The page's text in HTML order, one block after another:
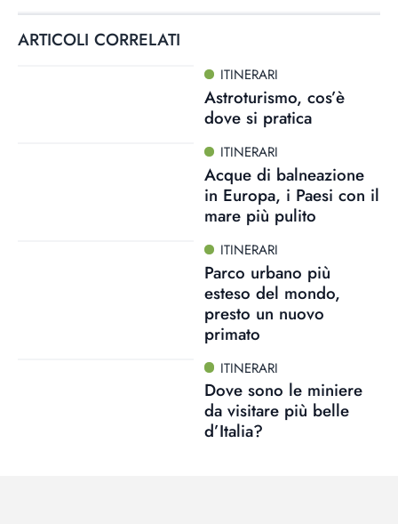
ARTICOLI CORRELATI
ITINERARI
Astroturismo, cos’è
dove si pratica
ITINERARI
Acque di balneazione
in Europa, i Paesi con il
mare più pulito
ITINERARI
Parco urbano più
esteso del mondo,
presto un nuovo
primato
ITINERARI
Dove sono le miniere
da visitare più belle
d’Italia?